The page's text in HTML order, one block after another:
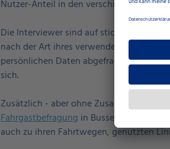
Nutzer-Anteil in den verschiedenen
Die Interviewer sind auf
nach der Art ihres verwendeten
persönlichen Daten abgefragt. Alle
sich.
Zusätzlich - aber ohne Zusammenhang
Fahrgastbefragung in Bussen, Bahnen
auch zu ihren Fahrtwegen, genutzten